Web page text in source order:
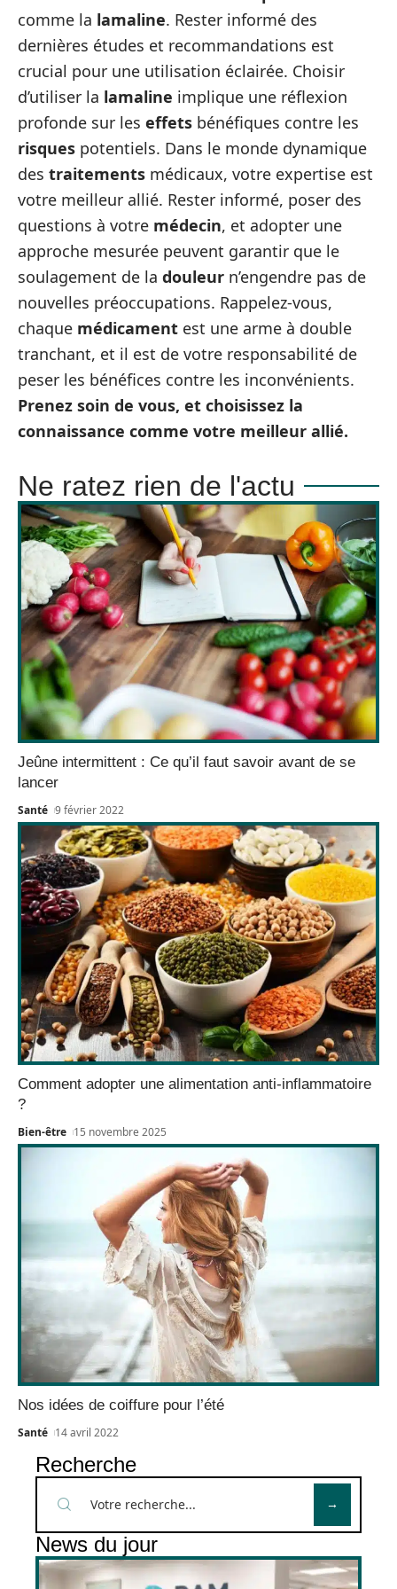
comme la lamaline. Rester informé des
dernières études et recommandations est
crucial pour une utilisation éclairée. Choisir
d’utiliser la lamaline implique une réflexion
profonde sur les effets bénéfiques contre les
risques potentiels. Dans le monde dynamique
des traitements médicaux, votre expertise est
votre meilleur allié. Rester informé, poser des
questions à votre médecin, et adopter une
approche mesurée peuvent garantir que le
soulagement de la douleur n’engendre pas de
nouvelles préoccupations. Rappelez-vous,
chaque médicament est une arme à double
tranchant, et il est de votre responsabilité de
peser les bénéfices contre les inconvénients.
Prenez soin de vous, et choisissez la
connaissance comme votre meilleur allié.
Ne ratez rien de l'actu
Jeûne intermittent : Ce qu’il faut savoir avant de se
lancer
Santé 9 février 2022
Comment adopter une alimentation anti-inflammatoire
?
Bien-être 15 novembre 2025
Nos idées de coiffure pour l’été
Santé 14 avril 2022
Recherche
News du jour